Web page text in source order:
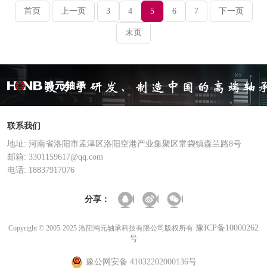
首页 上一页 3 4 5 6 7 下一页
末页
联系我们
地址: 河南省洛阳市孟津区洛阳空港产业集聚区常袋镇森兰路8号
邮箱: 3301159617@qq.com
电话: 18837917076
分享：
Copyright © 2005-2025 洛阳鸿元轴承科技有限公司版权所有 豫ICP备10000262
号
豫公网安备 41032202000136号